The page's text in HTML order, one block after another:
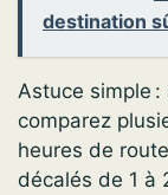
destination
Astuce simple
comparez
heures de
décalés de 1 à